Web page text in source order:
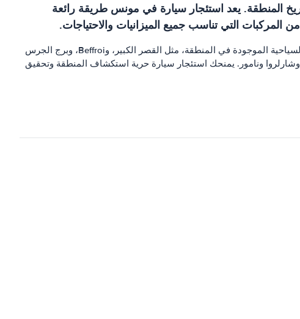
المنطقة. يعد استئجار سيارة في مونس طريقة رائعة
التي تناسب جميع الميزانيات والاحتياجات.
يسمح لك استئجار سيارة في مونس باستكشاف المدينة والمناطق المحيطة بها بالسرعة التي تناسبك. يمكنك زيارة العديد من المعالم السياحية الموجودة في المنطقة، مثل القصر الكبير، وBeffroi، وبرج الجرس
ونامور. يمنحك استئجار سيارة حرية استكشاف المنطقة وتحقيق